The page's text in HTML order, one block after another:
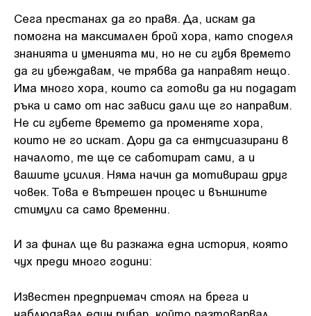
Сега престанах да го правя. Да, искам да
помогна на максимален брой хора, като споделя
знанията и уменията ми, но не си губя времето
да ги убеждавам, че трябва да направят нещо.
Има много хора, които са готови да ни подадат
ръка и само от нас зависи дали ще го направим.
Не си губете времето да променяте хора,
които не го искат. Дори да са ентусиазирани в
началото, те ще се саботират сами, а и
вашите усилия. Няма начин да мотивираш друг
човек. Това е вътрешен процес и външните
стимули са само временни.
И за финал ще ви разкажа една история, която
чух преди много години:
Известен предприемач стоял на брега и
наблюдавал един рибар, който разтоварвал